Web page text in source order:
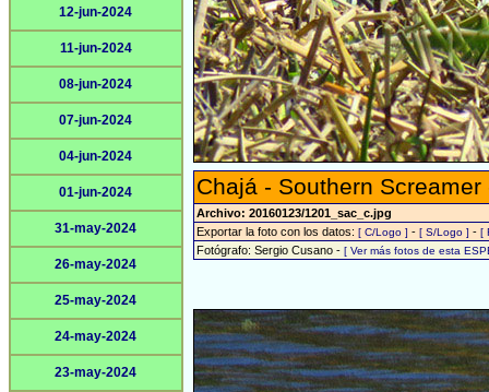
12-jun-2024
11-jun-2024
08-jun-2024
07-jun-2024
04-jun-2024
01-jun-2024
31-may-2024
26-may-2024
25-may-2024
24-may-2024
23-may-2024
Chajá - Southern
Archivo: 20160123/1201_sac_c.jpg
Exportar la foto con los datos: [ C/Logo ] - [ S/Logo ] - [
Fotógrafo: Sergio Cusano - [ Ver más fotos de esta